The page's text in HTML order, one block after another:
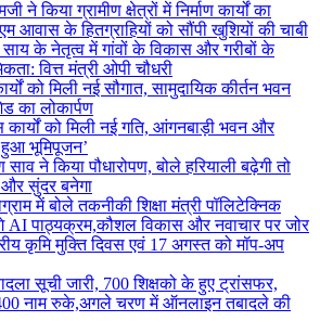
ने किया ग्रामीण क्षेत्रों में निर्माण कार्यों का
आवास के हितग्राहियों को सौंपी खुशियों की चाबी
साय के नेतृत्व में गांवों के विकास और गरीबों के
वित्त मंत्री ओपी चौधरी
को मिली नई सौगात, सामुदायिक कीर्तन भवन
का लोकार्पण
कार्यों को मिली नई गति, आंगनबाड़ी भवन और
भूमिपूजन’
ने किया पौधारोपण, बोले हरियाली बढ़ेगी तो
और सुंदर बनेगा
में बोले तकनीकी शिक्षा मंत्री पॉलिटेक्निक
AI पाठ्यक्रम,कौशल विकास और नवाचार पर जोर
कृमि मुक्ति दिवस एवं 17 अगस्त को मॉप-अप
सूची जारी, 700 शिक्षको के हुए ट्रांसफर,
400 नाम रुके,अगले चरण में ऑनलाइन तबादले की